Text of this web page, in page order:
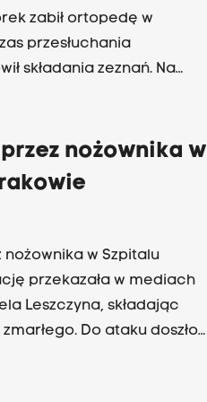
zabił ortopedę w
przesłuchania
składania zeznań. Na
upamiętnićnożownika w
w Szpitalu
przekazała w mediach
Leszczyna, składając
ataku doszło